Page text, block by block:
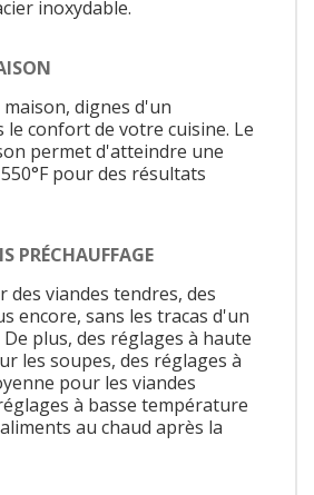
inoxydable.
maison, dignes d'un
le confort de votre cuisine. Le
permet d'atteindre une
pour des résultats
PRÉCHAUFFAGE
viandes tendres, des
encore, sans les tracas d'un
plus, des réglages à haute
les soupes, des réglages à
pour les viandes
à basse température
au chaud après la